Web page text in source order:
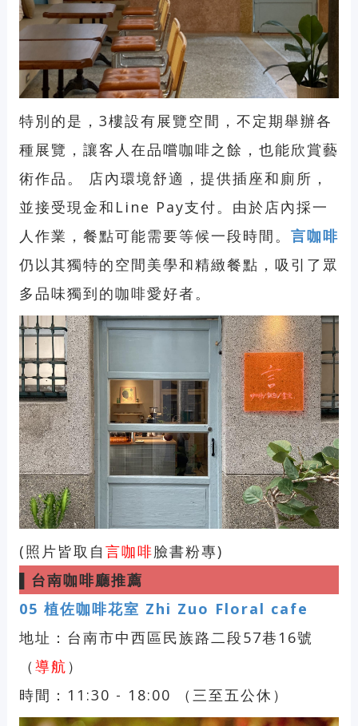
特別的是，3樓設有展覽空間，不定期舉辦各
種展覽，讓客人在品嚐咖啡之餘，也能欣賞藝
術作品。 店內環境舒適，提供插座和廁所，
並接受現金和Line Pay支付。由於店內採一
人作業，餐點可能需要等候一段時間。 言咖啡
仍以其獨特的空間美學和精緻餐點，吸引了眾
多品味獨到的咖啡愛好者。
(照片皆取自 言咖啡臉書粉專)
台南咖啡廳推薦
05 植佐咖啡花室 Zhi Zuo Floral cafe
地址：台南市中西區民族路二段57巷16號
（ 導航 ）
時間：11:30 - 18:00 （三至五公休）